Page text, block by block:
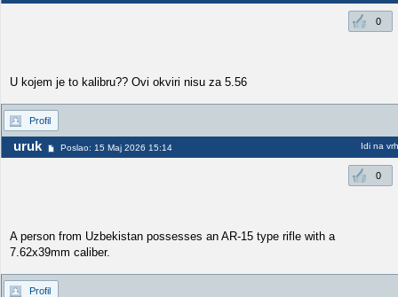
0
U kojem je to kalibru?? Ovi okviri nisu za 5.56
Profil
uruk Poslao: 15 Maj 2026 15:14 Idi na vrh
0
A person from Uzbekistan possesses an AR-15 type rifle with a
7.62x39mm caliber.
Profil